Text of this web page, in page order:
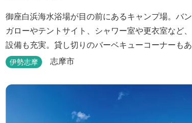
御座白浜海水浴場が目の前にあるキャンプ場。バン
ガローやテントサイト、シャワー室や更衣室など、
設備も充実。貸し切りのバーベキューコーナーもあ
るので、ファミリーやグループで気軽に楽しむこと
伊勢志摩 志摩市